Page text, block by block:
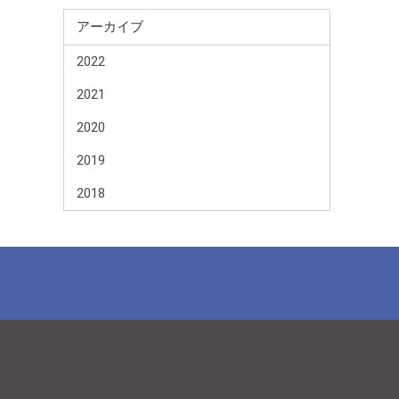
アーカイブ
2022
2021
2020
2019
2018